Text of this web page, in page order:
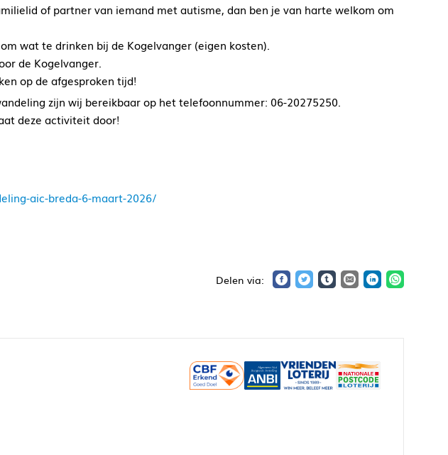
of partner van iemand met autisme, dan ben je van harte welkom om
wat te drinken bij de Kogelvanger (eigen kosten).
de Kogelvanger.
op de afgesproken tijd!
zijn wij bereikbaar op het telefoonnummer: 06-20275250.
deze activiteit door!
aic-breda-6-maart-2026/